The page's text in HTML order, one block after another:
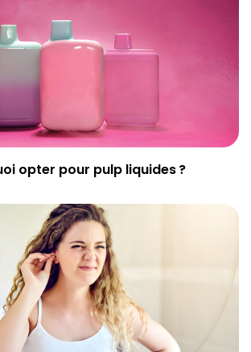
opter pour pulp liquides ?